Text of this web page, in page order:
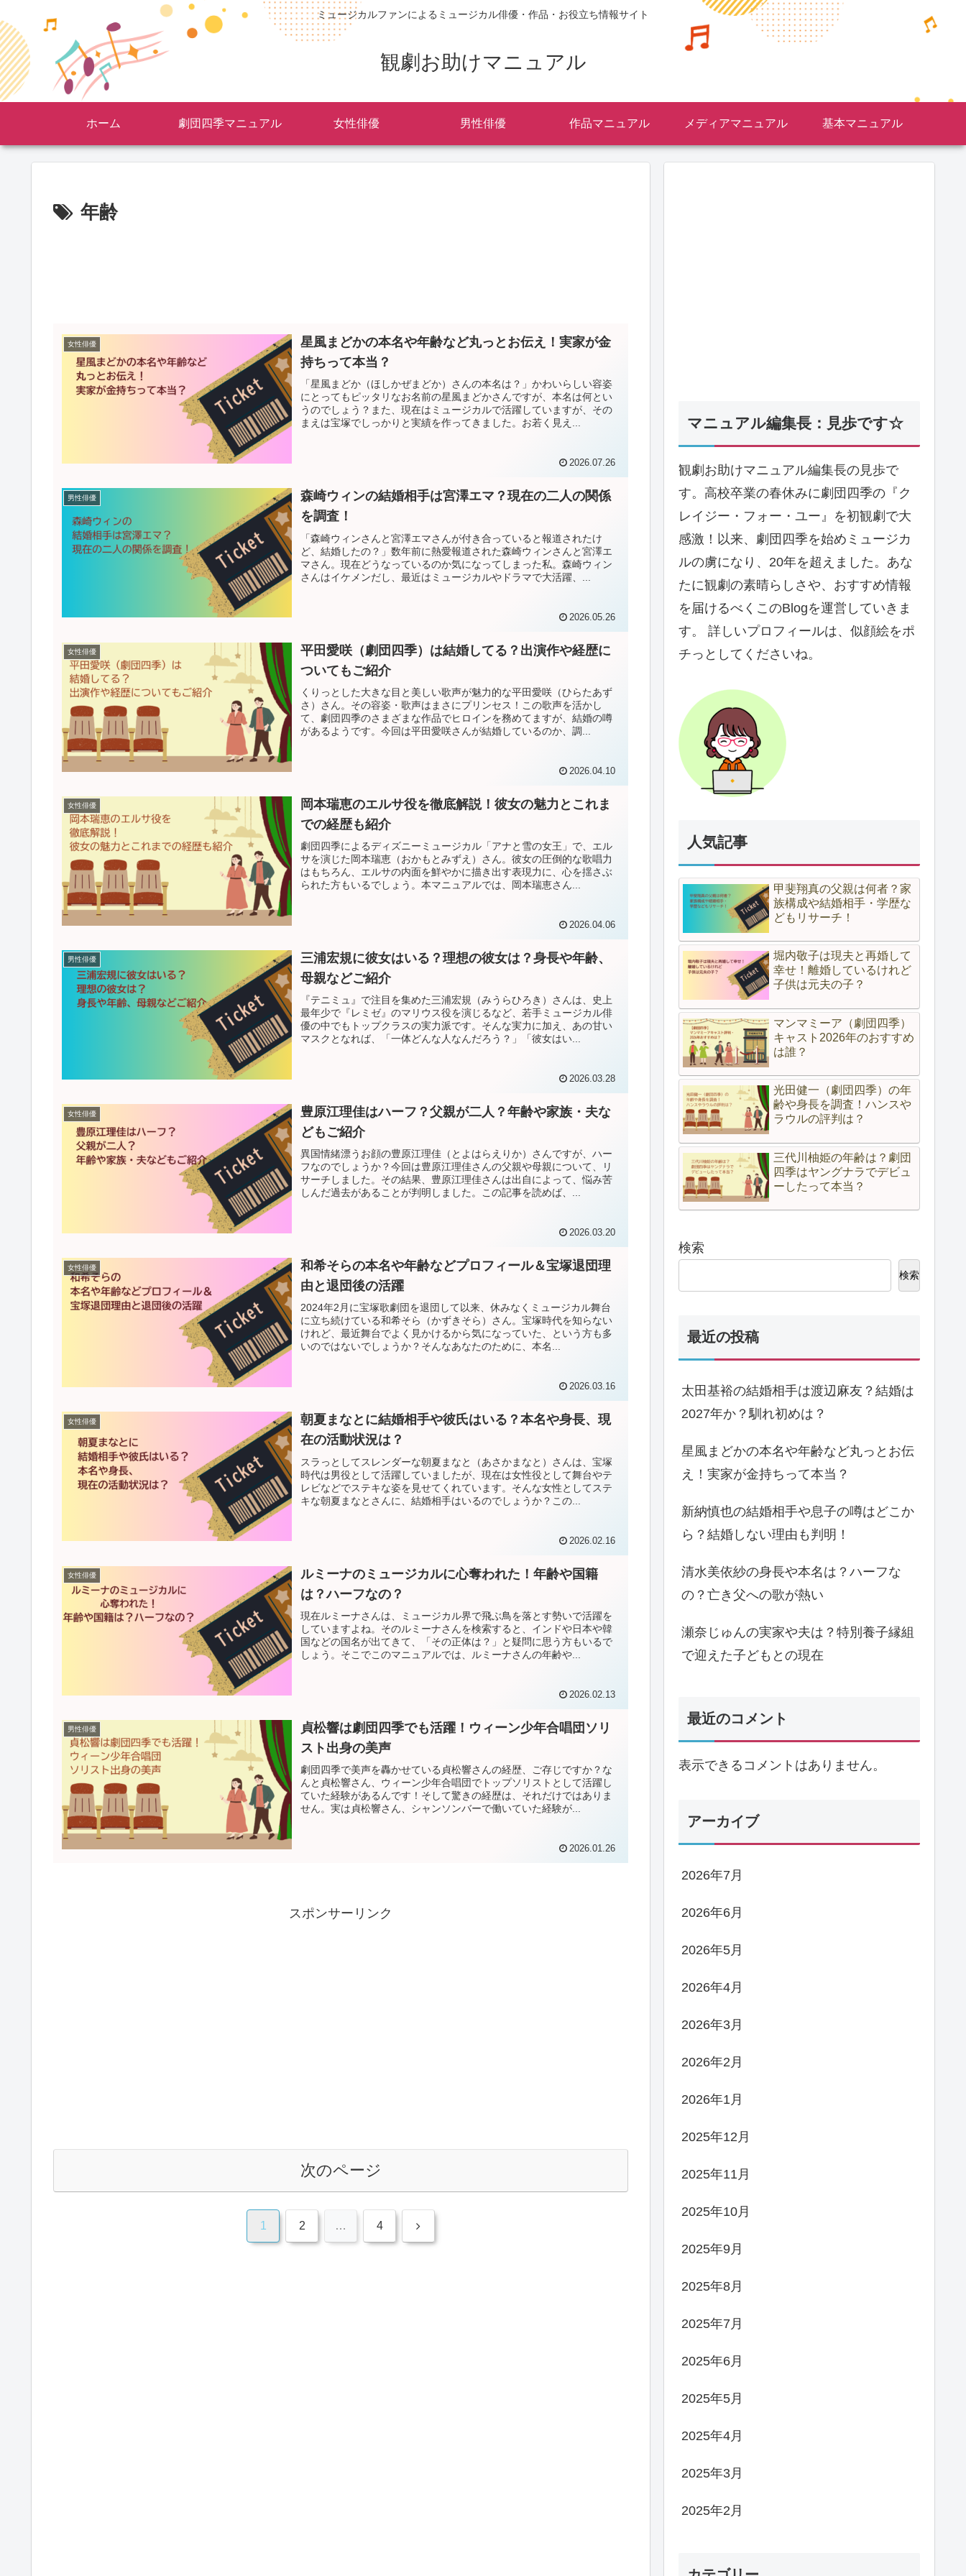
ミュージカルファンによるミュージカル俳優・作品・お役立ち情報サイト
観劇お助けマニュアル
ホーム 劇団四季マニュアル 女性俳優 男性俳優 作品マニュアル メディアマニュアル 基本マニュアル
年齢
女性俳優
星風まどかの本名や年齢など丸っとお伝え！実家が金
持ちって本当？
「星風まどか（ほしかぜまどか）さんの本名は？」かわいらしい容姿
にとってもピッタリなお名前の星風まどかさんですが、本名は何とい
うのでしょう？また、現在はミュージカルで活躍していますが、その
まえは宝塚でしっかりと実績を作ってきました。お若く見え...
2026.07.26
男性俳優
森崎ウィンの結婚相手は宮澤エマ？現在の二人の関係
を調査！
「森崎ウィンさんと宮澤エマさんが付き合っていると報道されたけ
ど、結婚したの？」数年前に熱愛報道された森崎ウィンさんと宮澤エ
マさん。現在どうなっているのか気になってしまった私。森崎ウィン
さんはイケメンだし、最近はミュージカルやドラマで大活躍、...
2026.05.26
女性俳優
平田愛咲（劇団四季）は結婚してる？出演作や経歴に
ついてもご紹介
くりっとした大きな目と美しい歌声が魅力的な平田愛咲（ひらたあず
さ）さん。その容姿・歌声はまさにプリンセス！この歌声を活かし
て、劇団四季のさまざまな作品でヒロインを務めてますが、結婚の噂
があるようです。今回は平田愛咲さんが結婚しているのか、調...
2026.04.10
女性俳優
岡本瑞恵のエルサ役を徹底解説！彼女の魅力とこれま
での経歴も紹介
劇団四季によるディズニーミュージカル「アナと雪の女王」で、エル
サを演じた岡本瑞恵（おかもとみずえ）さん。彼女の圧倒的な歌唱力
はもちろん、エルサの内面を鮮やかに描き出す表現力に、心を揺さぶ
られた方もいるでしょう。本マニュアルでは、岡本瑞恵さん...
2026.04.06
男性俳優
三浦宏規に彼女はいる？理想の彼女は？身長や年齢、
母親などご紹介
『テニミュ』で注目を集めた三浦宏規（みうらひろき）さんは、史上
最年少で『レミゼ』のマリウス役を演じるなど、若手ミュージカル俳
優の中でもトップクラスの実力派です。そんな実力に加え、あの甘い
マスクとなれば、「一体どんな人なんだろう？」「彼女はい...
2026.03.28
女性俳優
豊原江理佳はハーフ？父親が二人？年齢や家族・夫な
どもご紹介
異国情緒漂うお顔の豊原江理佳（とよはらえりか）さんですが、ハー
フなのでしょうか？今回は豊原江理佳さんの父親や母親について、リ
サーチしました。その結果、豊原江理佳さんは出自によって、悩み苦
しんだ過去があることが判明しました。この記事を読めば、...
2026.03.20
女性俳優
和希そらの本名や年齢などプロフィール＆宝塚退団理
由と退団後の活躍
2024年2月に宝塚歌劇団を退団して以来、休みなくミュージカル舞台
に立ち続けている和希そら（かずきそら）さん。宝塚時代を知らない
けれど、最近舞台でよく見かけるから気になっていた、という方も多
いのではないでしょうか？そんなあなたのために、本名...
2026.03.16
女性俳優
朝夏まなとに結婚相手や彼氏はいる？本名や身長、現
在の活動状況は？
スラっとしてスレンダーな朝夏まなと（あさかまなと）さんは、宝塚
時代は男役として活躍していましたが、現在は女性役として舞台やテ
レビなどでステキな姿を見せてくれています。そんな女性としてステ
キな朝夏まなとさんに、結婚相手はいるのでしょうか？この...
2026.02.16
女性俳優
ルミーナのミュージカルに心奪われた！年齢や国籍
は？ハーフなの？
現在ルミーナさんは、ミュージカル界で飛ぶ鳥を落とす勢いで活躍を
していますよね。そのルミーナさんを検索すると、インドや日本や韓
国などの国名が出てきて、「その正体は？」と疑問に思う方もいるで
しょう。そこでこのマニュアルでは、ルミーナさんの年齢や...
2026.02.13
男性俳優
貞松響は劇団四季でも活躍！ウィーン少年合唱団ソリ
スト出身の美声
劇団四季で美声を轟かせている貞松響さんの経歴、ご存じですか？な
んと貞松響さん、ウィーン少年合唱団でトップソリストとして活躍し
ていた経験があるんです！そして驚きの経歴は、それだけではありま
せん。実は貞松響さん、シャンソンバーで働いていた経験が...
2026.01.26
スポンサーリンク
次のページ
1 2 … 4 次
マニュアル編集長：見歩です☆
観劇お助けマニュアル編集長の見歩で
す。高校卒業の春休みに劇団四季の『ク
レイジー・フォー・ユー』を初観劇で大
感激！以来、劇団四季を始めミュージカ
ルの虜になり、20年を超えました。あな
たに観劇の素晴らしさや、おすすめ情報
を届けるべくこのBlogを運営していきま
す。 詳しいプロフィールは、似顔絵をポ
チっとしてくださいね。
人気記事
甲斐翔真の父親は何者？家
族構成や結婚相手・学歴な
どもリサーチ！
堀内敬子は現夫と再婚して
幸せ！離婚しているけれど
子供は元夫の子？
マンマミーア（劇団四季）
キャスト2026年のおすすめ
は誰？
光田健一（劇団四季）の年
齢や身長を調査！ハンスや
ラウルの評判は？
三代川柚姫の年齢は？劇団
四季はヤングナラでデビュ
ーしたって本当？
検索
検索
最近の投稿
太田基裕の結婚相手は渡辺麻友？結婚は
2027年か？馴れ初めは？
星風まどかの本名や年齢など丸っとお伝
え！実家が金持ちって本当？
新納慎也の結婚相手や息子の噂はどこか
ら？結婚しない理由も判明！
清水美依紗の身長や本名は？ハーフな
の？亡き父への歌が熱い
瀬奈じゅんの実家や夫は？特別養子縁組
で迎えた子どもとの現在
最近のコメント
表示できるコメントはありません。
アーカイブ
2026年7月
2026年6月
2026年5月
2026年4月
2026年3月
2026年2月
2026年1月
2025年12月
2025年11月
2025年10月
2025年9月
2025年8月
2025年7月
2025年6月
2025年5月
2025年4月
2025年3月
2025年2月